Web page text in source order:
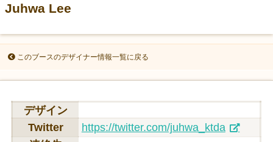
Juhwa Lee
このブースのデザイナー情報一覧に戻る
デザイン
Twitter
https://twitter.com/juhwa_ktda